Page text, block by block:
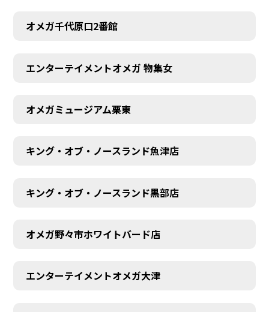
オメガ千代原口2番館
エンターテイメントオメガ 物集女
オメガミュージアム栗東
キング・オブ・ノースランド魚津店
キング・オブ・ノースランド黒部店
オメガ野々市ホワイトバード店
エンターテイメントオメガ大津